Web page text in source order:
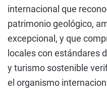
internacional que
patrimonio geológico,
excepcional, y que
locales con estándares
y turismo sostenible
el organismo